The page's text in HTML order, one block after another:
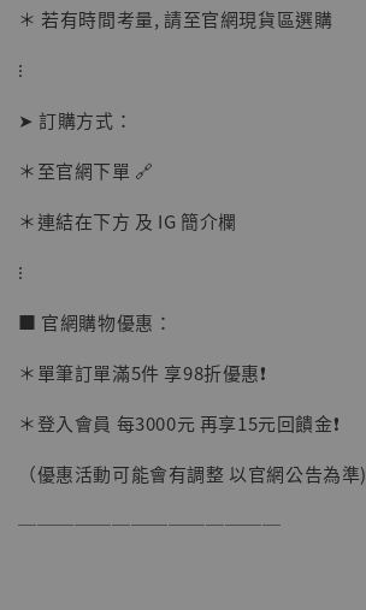
NT$ 1,870
＊ 若有時間考量, 請至官網現貨區選購
⁝
➤ 訂購方式：
＊至官網下單 🔗
＊連結在下方 及 IG 簡介欄
⁝
■ 官網購物優惠：
＊單筆訂單滿5件 享98折優惠❗️
＊登入會員 每3000元 再享15元回饋金❗️
（優惠活動可能會有調整 以官網公告為準)
──────────────